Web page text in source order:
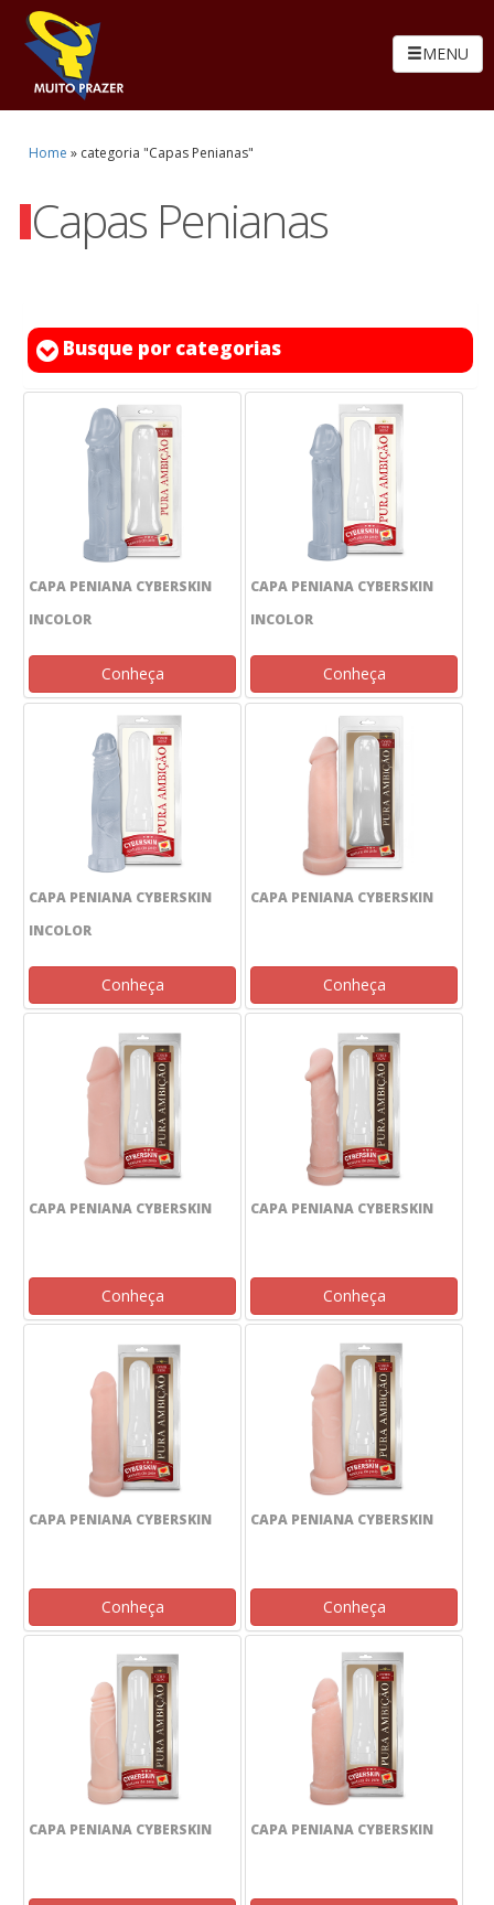
MENU
Home » categoria "Capas Penianas"
Capas Penianas
Busque por categorias
CAPA PENIANA CYBERSKIN
INCOLOR
Conheça
CAPA PENIANA CYBERSKIN
INCOLOR
Conheça
CAPA PENIANA CYBERSKIN
INCOLOR
Conheça
CAPA PENIANA CYBERSKIN
Conheça
CAPA PENIANA CYBERSKIN
Conheça
CAPA PENIANA CYBERSKIN
Conheça
CAPA PENIANA CYBERSKIN
Conheça
CAPA PENIANA CYBERSKIN
Conheça
CAPA PENIANA CYBERSKIN CAPA PENIANA CYBERSKIN